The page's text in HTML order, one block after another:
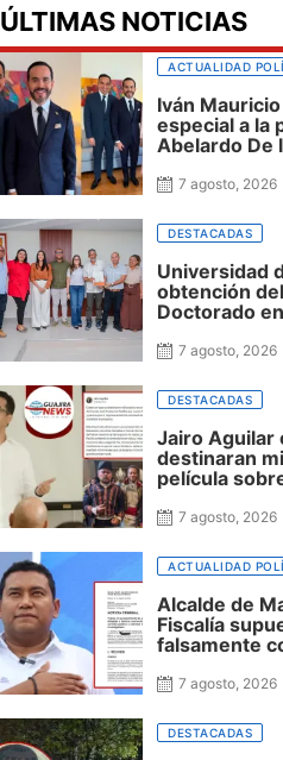
ÚLTIMAS NOTICIAS
ACTUALIDAD
Iván
especial a la
Abelardo De
7 agosto, 2026
DESTACADAS
Universidad
obtención
Doctorado
con impacto
7 agosto, 2026
DESTACADAS
Jairo Aguilar
destinaran
película
ni incluyó al
honor en
7 agosto, 2026
ACTUALIDAD
Alcalde de
Fiscalía
falsamente
7 agosto, 2026
DESTACADAS